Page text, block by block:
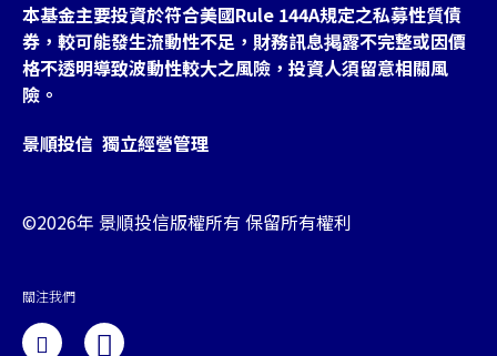
本基金主要投資於符合美國Rule 144A規定之私募性質債
券，較可能發生流動性不足，財務訊息掲露不完整或因價
格不透明導致波動性較大之風險，投資人須留意相關風
險。
景順投信 獨立經營管理
©2026年 景順投信版權所有 保留所有權利
關注我們